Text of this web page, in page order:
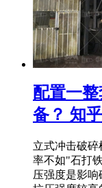
配置一
备？ 知乎
立式冲击破
率不如"石打
压强度是影